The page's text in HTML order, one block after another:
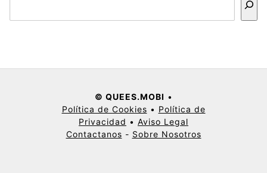
© QUEES.MOBI •
Política de Cookies • Política de
Privacidad • Aviso Legal
Contactanos - Sobre Nosotros